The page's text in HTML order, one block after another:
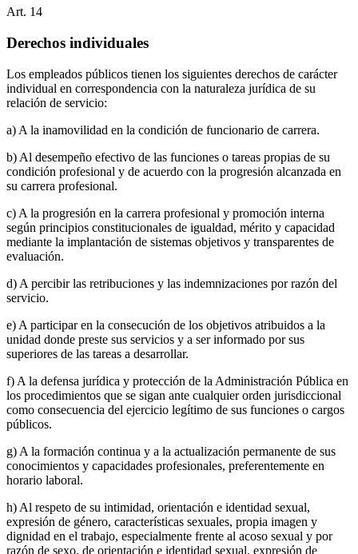
Art. 14
Derechos individuales
Los empleados públicos tienen los siguientes derechos de carácter
individual en correspondencia con la naturaleza jurídica de su
relación de servicio:
a) A la inamovilidad en la condición de funcionario de carrera.
b) Al desempeño efectivo de las funciones o tareas propias de su
condición profesional y de acuerdo con la progresión alcanzada en
su carrera profesional.
c) A la progresión en la carrera profesional y promoción interna
según principios constitucionales de igualdad, mérito y capacidad
mediante la implantación de sistemas objetivos y transparentes de
evaluación.
d) A percibir las retribuciones y las indemnizaciones por razón del
servicio.
e) A participar en la consecución de los objetivos atribuidos a la
unidad donde preste sus servicios y a ser informado por sus
superiores de las tareas a desarrollar.
f) A la defensa jurídica y protección de la Administración Pública en
los procedimientos que se sigan ante cualquier orden jurisdiccional
como consecuencia del ejercicio legítimo de sus funciones o cargos
públicos.
g) A la formación continua y a la actualización permanente de sus
conocimientos y capacidades profesionales, preferentemente en
horario laboral.
h) Al respeto de su intimidad, orientación e identidad sexual,
expresión de género, características sexuales, propia imagen y
dignidad en el trabajo, especialmente frente al acoso sexual y por
razón de sexo, de orientación e identidad sexual, expresión de